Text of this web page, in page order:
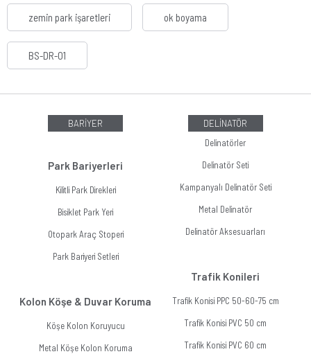
zemin park işaretleri ok boyama
BS-DR-01
BARİYER
Park Bariyerleri
Kilitli Park Direkleri
Bisiklet Park Yeri
Otopark Araç Stoperi
Park Bariyeri Setleri
Kolon Köşe & Duvar Koruma
Köşe Kolon Koruyucu
Metal Köşe Kolon Koruma
DELİNATÖR
Delinatörler
Delinatör Seti
Kampanyalı Delinatör Seti
Metal Delinatör
Delinatör Aksesuarları
Trafik Konileri
Trafik Konisi PPC 50-60-75 cm
Trafik Konisi PVC 50 cm
Trafik Konisi PVC 60 cm